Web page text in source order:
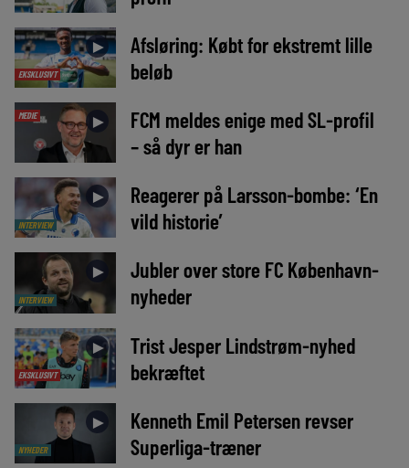
EKSKLUSIVT
►
Afsløring: Købt for ekstremt lille
beløb
MEDIE ►
FCM meldes enige med SL-profil
– så dyr er han
INTERVIEW
►
Reagerer på Larsson-bombe: ‘En
vild historie’
INTERVIEW
►
Jubler over store FC København-
nyheder
EKSKLUSIVT
►
Trist Jesper Lindstrøm-nyhed
bekræftet
NYHEDER
►
Kenneth Emil Petersen revser
Superliga-træner